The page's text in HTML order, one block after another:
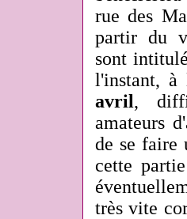
rue des
partir du
sont
l'instant, à
avril,
amateurs
de se faire
cette
très vite